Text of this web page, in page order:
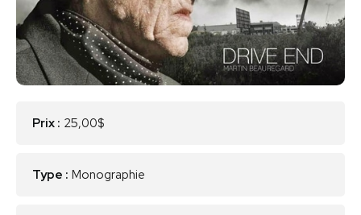
Prix : 25,00$
Type : Monographie